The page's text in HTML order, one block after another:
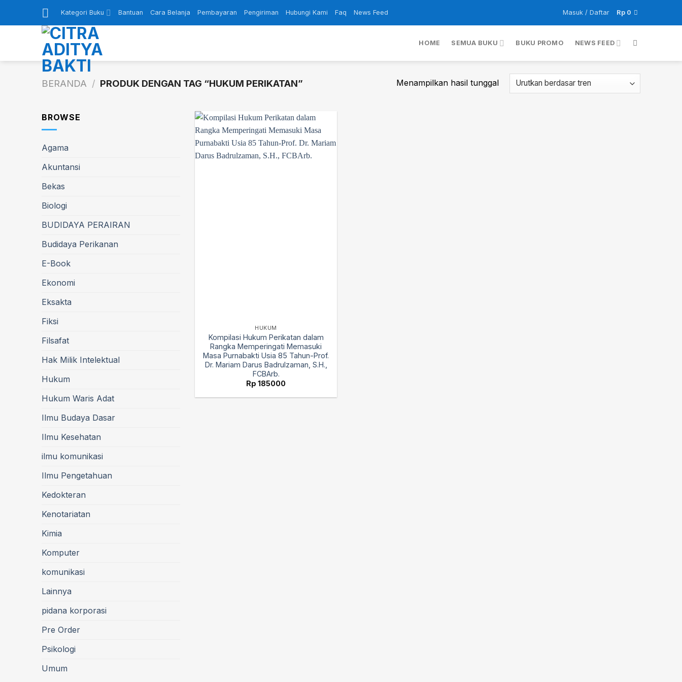
Kategori Buku Bantuan Cara Belanja Pembayaran Pengiriman Hubungi Kami Faq News Feed Masuk / Daftar Rp 0
HOME SEMUA BUKU BUKU PROMO NEWS FEED
BERANDA / PRODUK DENGAN TAG “HUKUM PERIKATAN” Menampilkan hasil tunggal
BROWSE
Agama
Akuntansi
Bekas
Biologi
BUDIDAYA PERAIRAN
Budidaya Perikanan
E-Book
Ekonomi
Eksakta
Fiksi
Filsafat
Hak Milik Intelektual
Hukum
Hukum Waris Adat
Ilmu Budaya Dasar
Ilmu Kesehatan
ilmu komunikasi
Ilmu Pengetahuan
Kedokteran
Kenotariatan
Kimia
Komputer
komunikasi
Lainnya
pidana korporasi
Pre Order
Psikologi
Umum
Add to
HUKUM
Kompilasi Hukum Perikatan dalam
Rangka Memperingati Memasuki
Masa Purnabakti Usia 85 Tahun-Prof.
Dr. Mariam Darus Badrulzaman, S.H.,
FCBArb.
Rp 185000